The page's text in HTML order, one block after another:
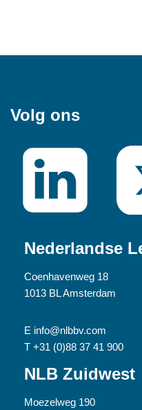
Volg ons
Nederlandse
Coenhavenweg 18
1013 BL Amsterdam
E info@nlbbv.com
T +31 (0)88 37 41 900
NLB Zuidwest
Moezelweg 190